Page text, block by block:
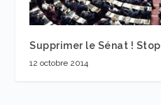
Supprimer le Sénat !
12 octobre 2014